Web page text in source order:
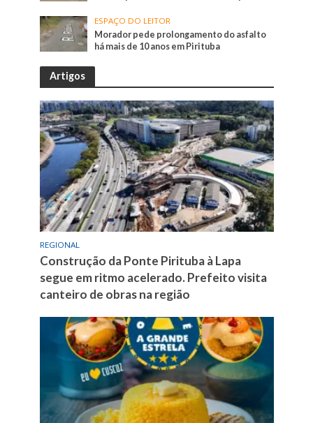
ESPAÇO DO LEITOR
Morador pede prolongamento do asfalto
há mais de 10 anos em Pirituba
Artigos
REGIONAL
Construção da Ponte Pirituba à Lapa
segue em ritmo acelerado. Prefeito visita
canteiro de obras na região